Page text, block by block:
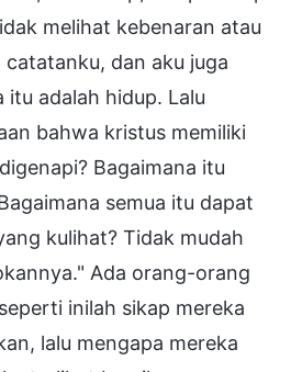
melihat kebenaran atau
catatanku, dan aku juga
adalah hidup. Lalu
bahwa kristus memiliki
Bagaimana itu
semua itu dapat
kulihat? Tidak mudah
Ada orang-orang
inilah sikap mereka
lalu mengapa mereka